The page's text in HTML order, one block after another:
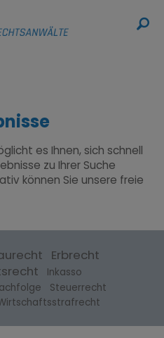
ř
es Ihnen, sich schnell
zu Ihrer Suche
können Sie unsere freie
Erbrecht
Inkasso
Steuerrecht